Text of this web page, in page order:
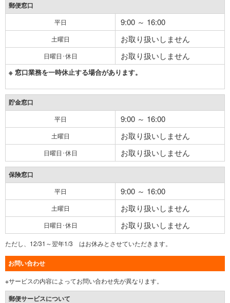
郵便窓口
平日 9:00 ～ 16:00
土曜日 お取り扱いしません
日曜日･休日 お取り扱いしません
※ 窓口業務を一時休止する場合があります。
貯金窓口
平日 9:00 ～ 16:00
土曜日 お取り扱いしません
日曜日･休日 お取り扱いしません
保険窓口
平日 9:00 ～ 16:00
土曜日 お取り扱いしません
日曜日･休日 お取り扱いしません
ただし、12/31～翌年1/3 はお休みとさせていただきます。
お問い合わせ
※サービスの内容によってお問い合わせ先が異なります。
郵便サービスについて